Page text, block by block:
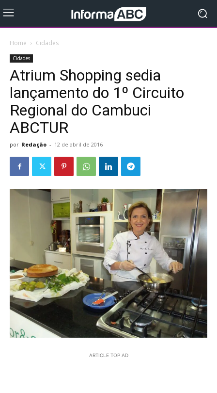
Home Cidades
Cidades
Atrium Shopping sedia
lançamento do 1º Circuito
Regional do Cambuci
ABCTUR
por Redação - 12 de abril de 2016
ARTICLE TOP AD